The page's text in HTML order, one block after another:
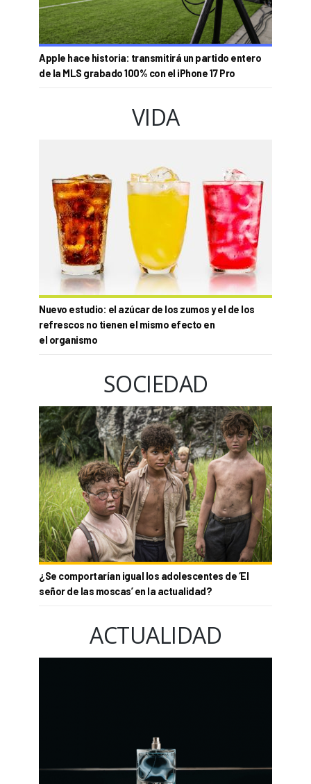
Apple hace historia: transmitirá un partido entero
de la MLS grabado 100% con el iPhone 17 Pro
VIDA
Nuevo estudio: el azúcar de los zumos y el de los
refrescos no tienen el mismo efecto en
el organismo
SOCIEDAD
¿Se comportarían igual los adolescentes de ‘El
señor de las moscas’ en la actualidad?
ACTUALIDAD